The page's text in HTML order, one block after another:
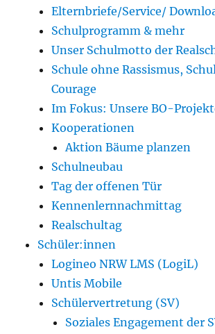
Elternbriefe/Service/
Schulprogramm & mehr
Unser Schulmotto der
Schule ohne Rassismus,
Courage
Im Fokus: Unsere BO-
Kooperationen
Aktion Bäume planzen
Schulneubau
Tag der offenen Tür
Kennenlernnachmittag
Realschultag
Schüler:innen
Logineo NRW LMS (LogiL)
Untis Mobile
Schülervertretung (SV)
Soziales Engagement der